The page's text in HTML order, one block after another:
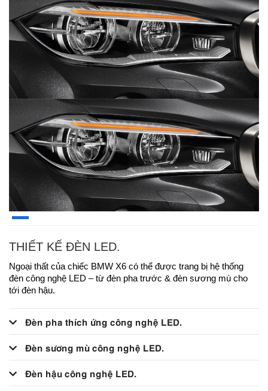
THIẾT KẾ ĐÈN LED.
Ngoại thất của chiếc BMW X6 có thể được trang bị hệ thống
đèn công nghệ LED – từ đèn pha trước & đèn sương mù cho
tới đèn hậu.
Đèn pha thích ứng công nghệ LED.
Đèn sương mù công nghệ LED.
Đèn hậu công nghệ LED.